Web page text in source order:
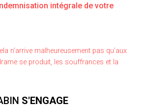
intégrale de votre
n’arrive malheureusement pas qu’aux
se produit, les souffrances et la
S'ENGAGE